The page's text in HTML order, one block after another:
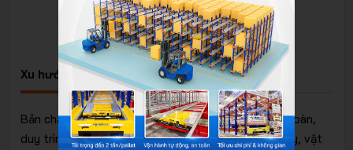
Xu hướng các hoạt động thu mua Logistics
Bản chất của thu mua là cung cấp "vùng đệm" an toàn,
duy trình tính ổn định cho chuỗi cung ứng. Muốn vậy, vật